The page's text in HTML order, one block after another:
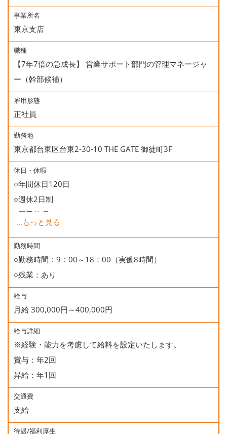
事業所名
東京支店
職種
【7年7倍の急成長】 営業サポート部門の管理マネージャ
ー（幹部候補）
雇用形態
正社員
勤務地
東京都台東区台東2-30-10 THE GATE 御徒町3F
休日・休暇
○年間休日120日
○週休2日制
○夏季休暇
○年末年始休暇
○慶弔休暇
○有給休暇
○誕生日休暇
...もっと見る
勤務時間
○勤務時間：9：00～18：00（実働8時間）
○残業：あり
給与
月給 300,000円～400,000円
給与詳細
※経験・能力を考慮して給料を設定いたします。
賞与：年2回
昇給：年1回
交通費
支給
待遇/福利厚生